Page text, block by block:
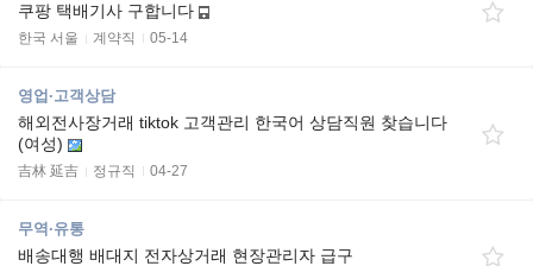
쿠팡 택배기사 구합니다
한국 서울 계약직 05-14
영업·고객상담
해외전사장거래 tiktok 고객관리 한국어 상담직원 찾습니다
(여성)
吉林 延吉 정규직 04-27
무역·유통
배송대행 배대지 전자상거래 현장관리자 급구